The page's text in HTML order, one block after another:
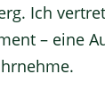
Ich
– eine